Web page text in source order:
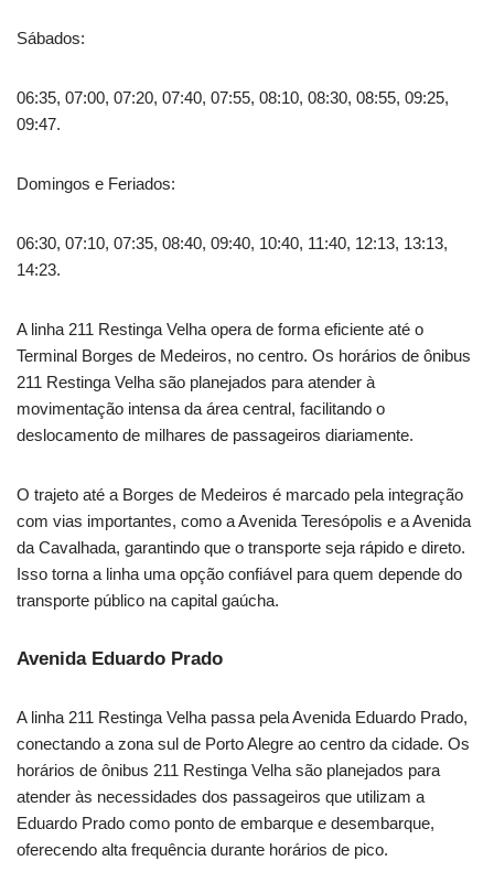
Sábados:
06:35, 07:00, 07:20, 07:40, 07:55, 08:10, 08:30, 08:55, 09:25,
09:47.
Domingos e Feriados:
06:30, 07:10, 07:35, 08:40, 09:40, 10:40, 11:40, 12:13, 13:13,
14:23.
A linha 211 Restinga Velha opera de forma eficiente até o
Terminal Borges de Medeiros, no centro. Os horários de ônibus
211 Restinga Velha são planejados para atender à
movimentação intensa da área central, facilitando o
deslocamento de milhares de passageiros diariamente.
O trajeto até a Borges de Medeiros é marcado pela integração
com vias importantes, como a Avenida Teresópolis e a Avenida
da Cavalhada, garantindo que o transporte seja rápido e direto.
Isso torna a linha uma opção confiável para quem depende do
transporte público na capital gaúcha.
Avenida Eduardo Prado
A linha 211 Restinga Velha passa pela Avenida Eduardo Prado,
conectando a zona sul de Porto Alegre ao centro da cidade. Os
horários de ônibus 211 Restinga Velha são planejados para
atender às necessidades dos passageiros que utilizam a
Eduardo Prado como ponto de embarque e desembarque,
oferecendo alta frequência durante horários de pico.